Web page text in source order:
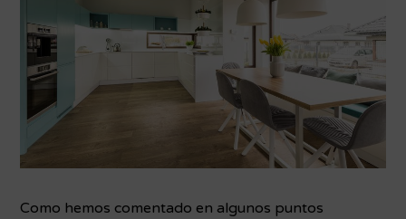
Como hemos comentado en algunos puntos